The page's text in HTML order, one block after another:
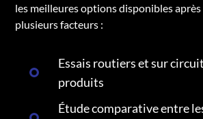
les meilleures options disponibles après
plusieurs facteurs :
Essais routiers et sur
produits
Étude comparative entre